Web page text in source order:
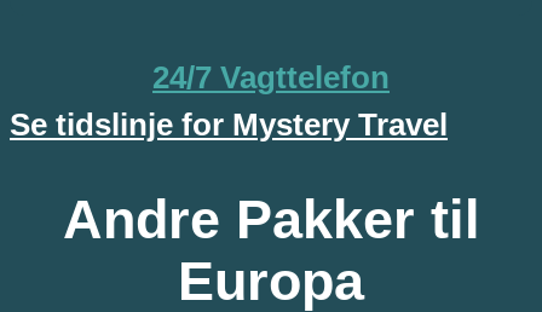
24/7 Vagttelefon
Se tidslinje for Mystery Travel
Andre Pakker til
Europa